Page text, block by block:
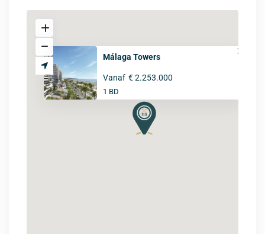
Málaga Towers
Vanaf € 2.253.000
1 BD